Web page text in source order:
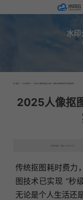
水印
首页 > 行业资讯 > 2025人像抠图怎么抠？5款AI抠图软件实测推荐！
2025人像抠
发布日期：2025-12-05 11:11
传统抠图耗时费力
图技术已实现 “秒
无论是个人生活还